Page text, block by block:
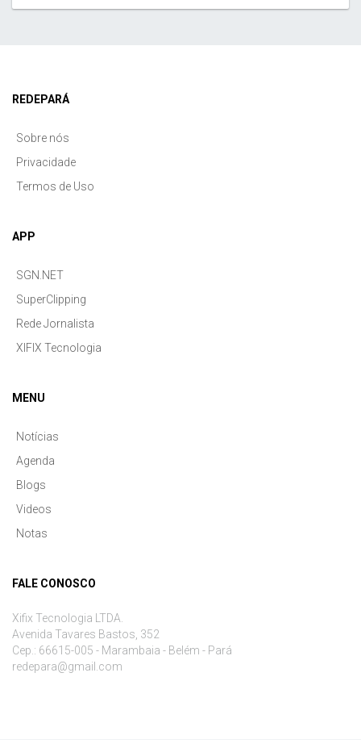
REDEPARÁ
Sobre nós
Privacidade
Termos de Uso
APP
SGN.NET
SuperClipping
Rede Jornalista
XIFIX Tecnologia
MENU
Notícias
Agenda
Blogs
Videos
Notas
FALE CONOSCO
Xifix Tecnologia LTDA.
Avenida Tavares Bastos, 352
Cep.: 66615-005 - Marambaia - Belém - Pará
redepara@gmail.com